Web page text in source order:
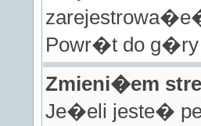
Powr�t do g�ry
Zmieni�em
Je�eli jeste�